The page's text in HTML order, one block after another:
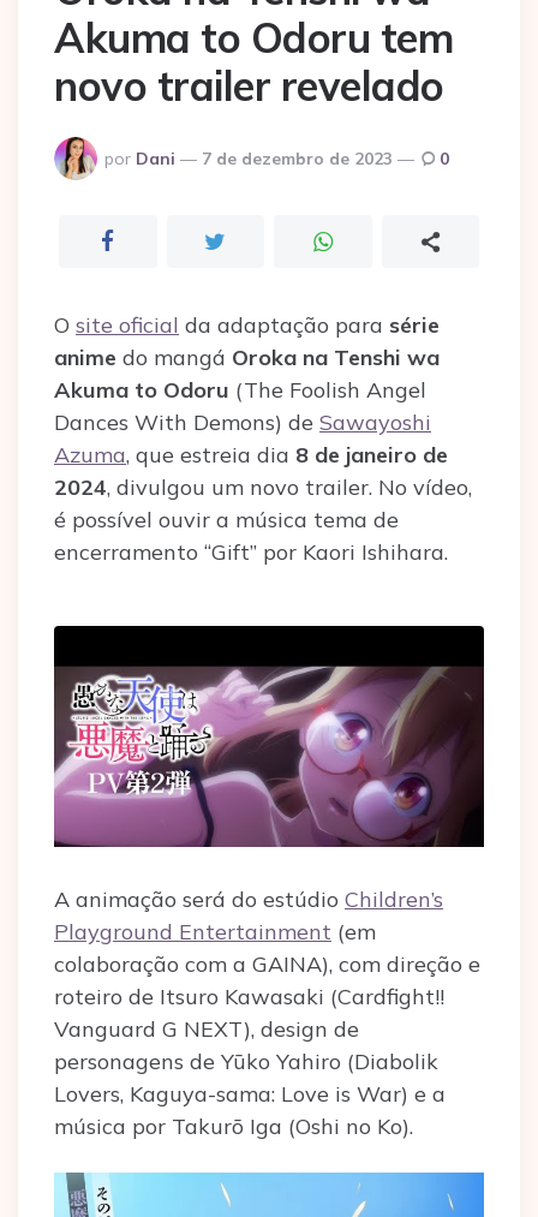
Akuma to Odoru tem
novo trailer revelado
Postado
por
por Dani 7 de dezembro de 2023 0
O site oficial da adaptação para série
anime do mangá Oroka na Tenshi wa
Akuma to Odoru (The Foolish Angel
Dances With Demons) de Sawayoshi
Azuma, que estreia dia 8 de janeiro de
2024, divulgou um novo trailer. No vídeo,
é possível ouvir a música tema de
encerramento “Gift” por Kaori Ishihara.
A animação será do estúdio Children’s
Playground Entertainment (em
colaboração com a GAINA), com direção e
roteiro de Itsuro Kawasaki (Cardfight!!
Vanguard G NEXT), design de
personagens de Yūko Yahiro (Diabolik
Lovers, Kaguya-sama: Love is War) e a
música por Takurō Iga (Oshi no Ko).